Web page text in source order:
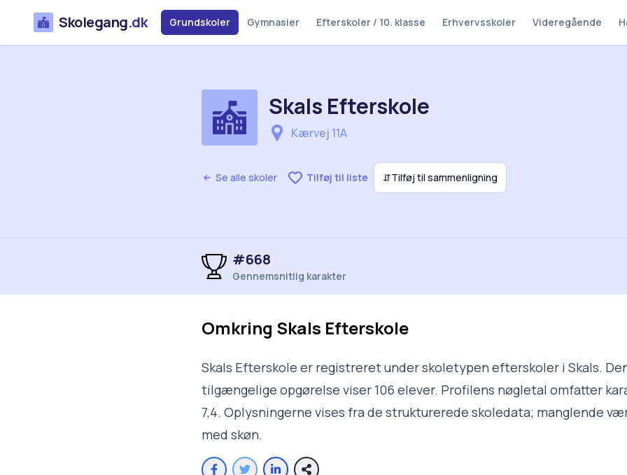
Skolegang.dk Grundskoler Gymnasier Efterskoler / 10. klasse Erhvervsskoler Videregående
Se alle skoler Tilføj til liste ⇵Tilføj til sammenligning
Skals Efterskole
Kærvej 11A
#668
Gennemsnitlig karakter
Omkring Skals Efterskole
Skals Efterskole er registreret under skoletypen efterskoler i Skals.
tilgængelige opgørelse viser 106 elever. Profilens nøgletal omfatter
7,4. Oplysningerne vises fra de strukturerede skoledata; manglende
med skøn.